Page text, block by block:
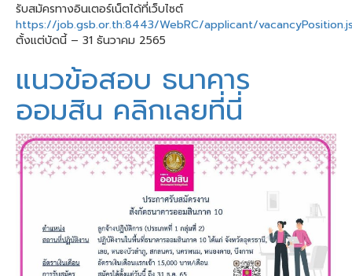
รับสมัครทางอินเตอร์เน็ตได้ที่เว็บไซต์
https://job.gsb.or.th:8443/WebRC/applicant/
ตั้งแต่บัดนี้ – 31 ธันวาคม 2565
แนวข้อสอบ ธนาคาร
ออมสิน คลิกเลยที่นี่